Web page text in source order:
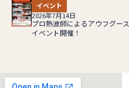
イベント
2026年7月14日
プロ熱波師によるアウフグース
イベント開催！